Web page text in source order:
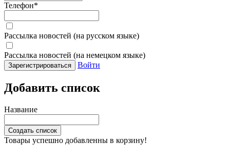
Телефон*
Рассылка новостей (на русском языке)
Рассылка новостей (на немецком языке)
Зарегистрироваться Войти
Добавить список
Название
Создать список
Товары успешно добавленны в корзину!